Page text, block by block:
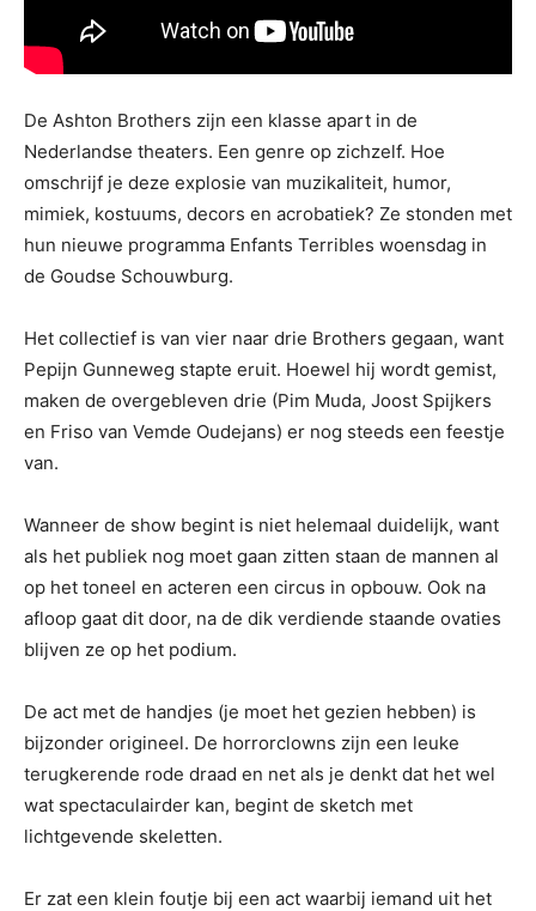
De Ashton Brothers zijn een klasse apart in de
Nederlandse theaters. Een genre op zichzelf. Hoe
omschrijf je deze explosie van muzikaliteit, humor,
mimiek, kostuums, decors en acrobatiek? Ze stonden met
hun nieuwe programma Enfants Terribles woensdag in
de Goudse Schouwburg.
Het collectief is van vier naar drie Brothers gegaan, want
Pepijn Gunneweg stapte eruit. Hoewel hij wordt gemist,
maken de overgebleven drie (Pim Muda, Joost Spijkers
en Friso van Vemde Oudejans) er nog steeds een feestje
van.
Wanneer de show begint is niet helemaal duidelijk, want
als het publiek nog moet gaan zitten staan de mannen al
op het toneel en acteren een circus in opbouw. Ook na
afloop gaat dit door, na de dik verdiende staande ovaties
blijven ze op het podium.
De act met de handjes (je moet het gezien hebben) is
bijzonder origineel. De horrorclowns zijn een leuke
terugkerende rode draad en net als je denkt dat het wel
wat spectaculairder kan, begint de sketch met
lichtgevende skeletten.
Er zat een klein foutje bij een act waarbij iemand uit het